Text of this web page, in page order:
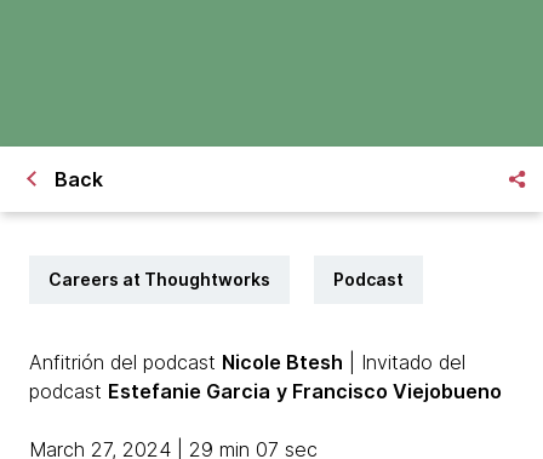
Back
Careers at Thoughtworks Podcast
Anfitrión del podcast Nicole Btesh | Invitado del
podcast Estefanie Garcia y Francisco Viejobueno
March 27, 2024 | 29 min 07 sec